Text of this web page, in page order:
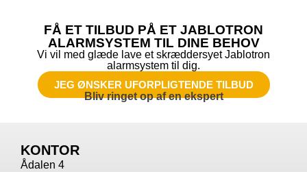
FÅ ET TILBUD PÅ ET JABLOTRON
ALARMSYSTEM TIL DINE BEHOV
Vi vil med glæde lave et skræddersyet Jablotron
alarmsystem til dig.
JEG ØNSKER UFORPLIGTENDE TILBUD
Bliv ringet op af en ekspert
KONTOR
Ådalen 4